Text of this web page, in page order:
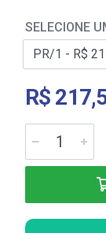
SELECIONE
R$